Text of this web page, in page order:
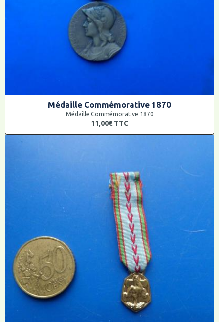
Médaille Commémorative 1870
Médaille Commémorative 1870
11,00€ TTC